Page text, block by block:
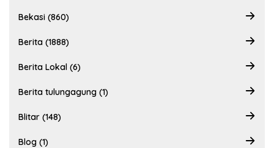
Bekasi (860)
Berita (1888)
Berita Lokal (6)
Berita tulungagung (1)
Blitar (148)
Blog (1)